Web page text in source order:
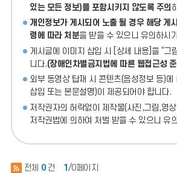
있는 모든 정보)를 포함시키지 않도록 주의
개인정보가 게시되어 노출 될 경우 해당 게
령에 따라 처분을 받을 수 있으니 유의하시
게시글에 이미지 삽입 시 [상세 내용]을 “그
니다.(장애인차별금지법에 따른 웹접근성
외부 동영상 탑재 시 콘텐츠(음성정보 등)에
삽입 또는 본문설명)이 제공되어야 합니다.
저작권자의 허락없이 제작물(사진,그림,영
저작권법에 의하여 처벌 받을 수 있으니 유
전체 0 건 1 /0페이지